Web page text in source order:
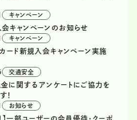
キャンペーン
キャンペーンのお知らせ
キャンペーン
ード新規入会キャンペーン実施
交通安全
に関するアンケートにご協力を
！
お知らせ
】一部ユーザーの会員優待・クーポ